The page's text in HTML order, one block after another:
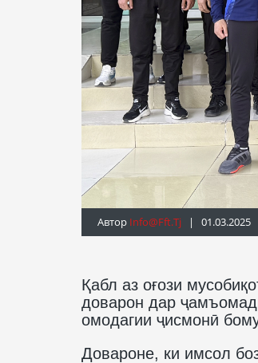
Автор Info@fft.tj | 01.03.2025
Қабл аз оғози
доварон дар
омодагии ҷисмонӣ
Довароне, ки имсол